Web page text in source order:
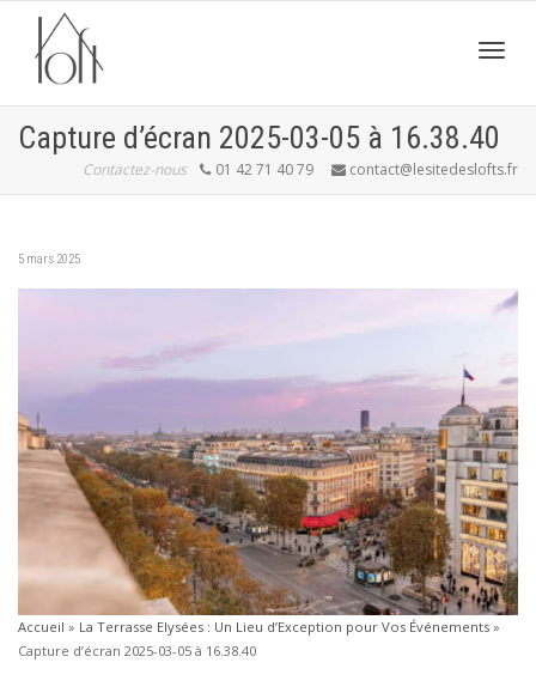
Capture d’écran 2025-03-05 à 16.38.40
Contactez-nous 01 42 71 40 79 contact@lesitedeslofts.fr
5 mars 2025
Accueil » La Terrasse Elysées : Un Lieu d’Exception pour Vos Événements »
Capture d’écran 2025-03-05 à 16.38.40